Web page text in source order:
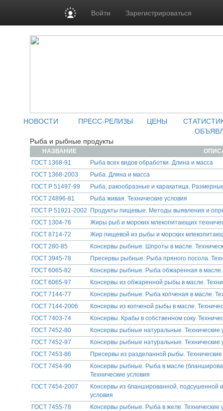
Войти Зарегистрироваться
НОВОСТИ ПРЕСС-РЕЛИЗЫ ЦЕНЫ
Рыба и рыбные продукты
НАЗВАНИЕ
ГОСТ 1368-91
Рыба всех видов обработки. Длина и масса
ГОСТ 1368-2003
Рыба. Длина и масса
ГОСТ Р 51497-99
Рыба, ракообразные и каракатица.
ГОСТ 24896-81
Рыба живая. Технические условия
ГОСТ Р 51921-2002
Продукты пищевые. Методы выявления и
ГОСТ 1304-76
Жиры рыб и морских млекопитающих
ГОСТ 8714-72
Жир пищевой из рыбы и морских
ГОСТ 280-85
Консервы рыбные. Шпроты в масле.
ГОСТ 3945-78
Пресервы рыбные. Рыба пряного посола.
ГОСТ 6065-82
Консервы рыбные. Рыба обжаренная в масле.
ГОСТ 6065-97
Консервы из обжаренной рыбы в масле.
ГОСТ 7144-77
Консервы рыбные. Рыба копченая в масле.
ГОСТ 7144-2006
Консервы из копченой рыбы в масле.
ГОСТ 7403-74
Консервы. Крабы в собственном соку.
ГОСТ 7452-80
Консервы рыбные натуральные. Технические
ГОСТ 7452-97
Консервы рыбные натуральные. Технические
ГОСТ 7453-86
Пресервы из разделанной рыбы. Технические
ГОСТ 7454-90
Консервы рыбные. Рыба в масле
Технические условия
ГОСТ 7454-2007
Консервы из бланшированной, подсушенной
условия
ГОСТ 7455-78
Консервы рыбные. Рыба в желе. Технические